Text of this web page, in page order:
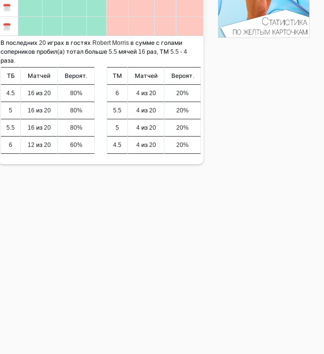
В последних 20 играх в гостях Robert Morris в сумме с голами
соперников пробил(а) тотал больше 5.5 мячей 16 раз, ТМ 5.5 - 4
раза.
ТБ Матчей Вероят.
4.5 16 из 20 80%
5 16 из 20 80%
5.5 16 из 20 80%
6 12 из 20 60%
ТМ Матчей Вероят.
6 4 из 20 20%
5.5 4 из 20 20%
5 4 из 20 20%
4.5 4 из 20 20%